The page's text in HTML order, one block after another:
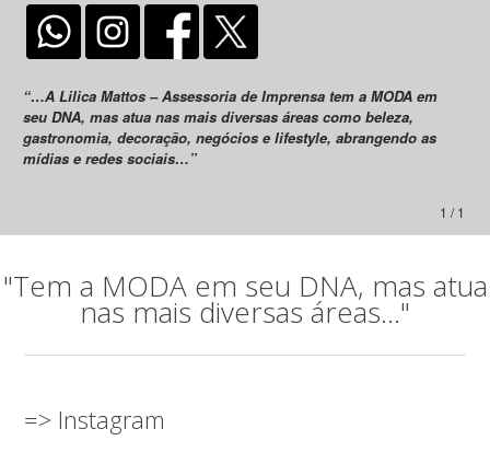
“…A Lilica Mattos – Assessoria de Imprensa tem a MODA em
seu DNA, mas atua nas mais diversas áreas como beleza,
gastronomia, decoração, negócios e lifestyle, abrangendo as
mídias e redes sociais…”
1 / 1
"Tem a MODA em seu DNA, mas atua
nas mais diversas áreas..."
=> Instagram